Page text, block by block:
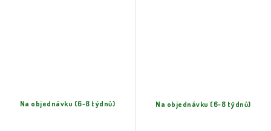
Na objednávku (6-8 týdnů) Na objednávku (6-8 týdnů)